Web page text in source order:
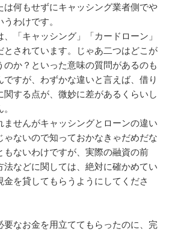
は何もせずにキャッシング業者側でや
わけです。
「キャッシング」「カードローン」
とされています。じゃあ二つはどこが
のか？といった意味の質問があるのも
ですが、わずかな違いと言えば、借り
関する点が、微妙に差があるくらいし
ませんがキャッシングとローンの違い
ゃないので知っておかなきゃだめだな
もないわけですが、実際の融資の前
法などに関しては、絶対に確かめてい
金を貸してもらうようにしてくださ
要なお金を用立ててもらったのに、完